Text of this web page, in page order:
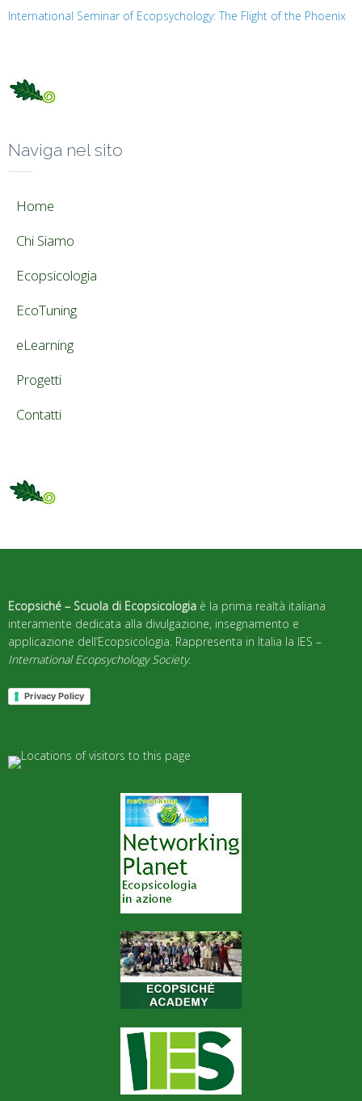
International Seminar of Ecopsychology: The Flight of the Phoenix
Naviga nel sito
Home
Chi Siamo
Ecopsicologia
EcoTuning
eLearning
Progetti
Contatti
Ecopsiché – Scuola di Ecopsicologia è la prima realtà italiana
interamente dedicata alla divulgazione, insegnamento e
applicazione dell’Ecopsicologia. Rappresenta in Italia la IES –
International Ecopsychology Society.
Privacy Policy